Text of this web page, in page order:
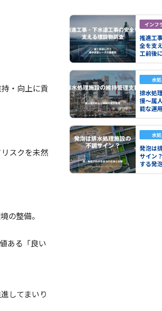
・向上に貢
スクを未然
の整備。
ある「良い
してまいり
インフ
推進工
全を支
工前後
水
排水処
援～属
能な運
水
発泡は
サイン
する発